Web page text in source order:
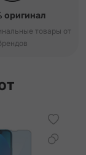
оригинал
товары от